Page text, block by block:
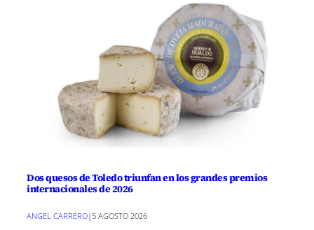
Dos quesos de Toledo triunfan en los grandes premios
internacionales de 2026
ANGEL CARRERO| 5 AGOSTO 2026